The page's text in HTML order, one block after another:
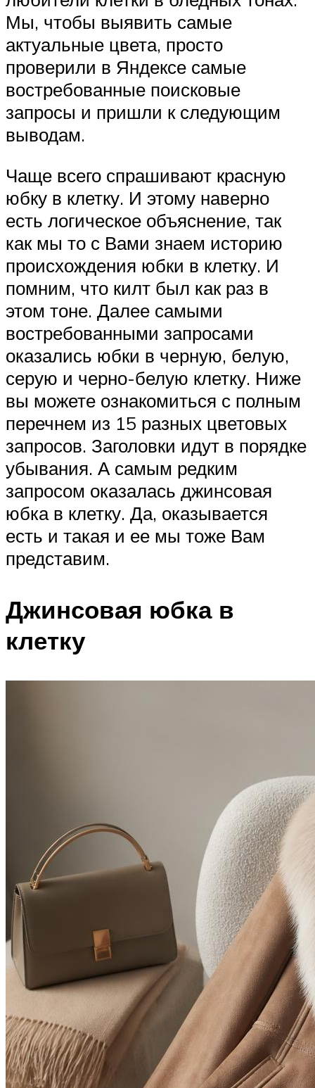
Мы, чтобы выявить самые
актуальные цвета, просто
проверили в Яндексе самые
востребованные поисковые
запросы и пришли к следующим
выводам.
Чаще всего спрашивают красную
юбку в клетку. И этому наверно
есть логическое объяснение, так
как мы то с Вами знаем историю
происхождения юбки в клетку. И
помним, что килт был как раз в
этом тоне. Далее самыми
востребованными запросами
оказались юбки в черную, белую,
серую и черно-белую клетку. Ниже
вы можете ознакомиться с полным
перечнем из 15 разных цветовых
запросов. Заголовки идут в порядке
убывания. А самым редким
запросом оказалась джинсовая
юбка в клетку. Да, оказывается
есть и такая и ее мы тоже Вам
представим.
Джинсовая юбка в
клетку